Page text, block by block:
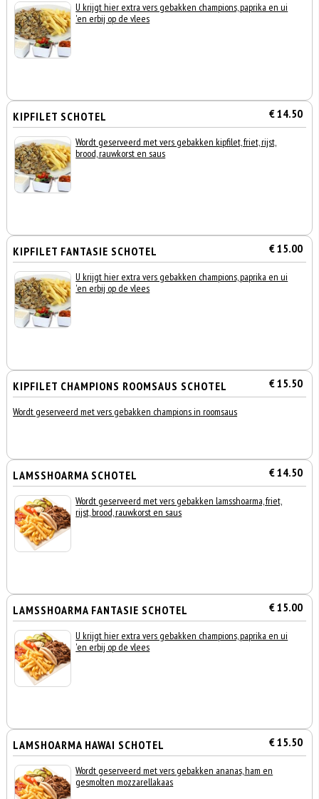
U krijgt hier extra vers gebakken champions, paprika en ui
'en erbij op de vlees
KIPFILET SCHOTEL € 14.50
Wordt geserveerd met vers gebakken kipfilet, friet, rijst,
brood, rauwkorst en saus
KIPFILET FANTASIE SCHOTEL € 15.00
U krijgt hier extra vers gebakken champions, paprika en ui
'en erbij op de vlees
KIPFILET CHAMPIONS ROOMSAUS SCHOTEL € 15.50
Wordt geserveerd met vers gebakken champions in roomsaus
LAMSSHOARMA SCHOTEL € 14.50
Wordt geserveerd met vers gebakken lamsshoarma, friet,
rijst, brood, rauwkorst en saus
LAMSSHOARMA FANTASIE SCHOTEL € 15.00
U krijgt hier extra vers gebakken champions, paprika en ui
'en erbij op de vlees
LAMSHOARMA HAWAI SCHOTEL € 15.50
Wordt geserveerd met vers gebakken ananas, ham en
gesmolten mozzarellakaas